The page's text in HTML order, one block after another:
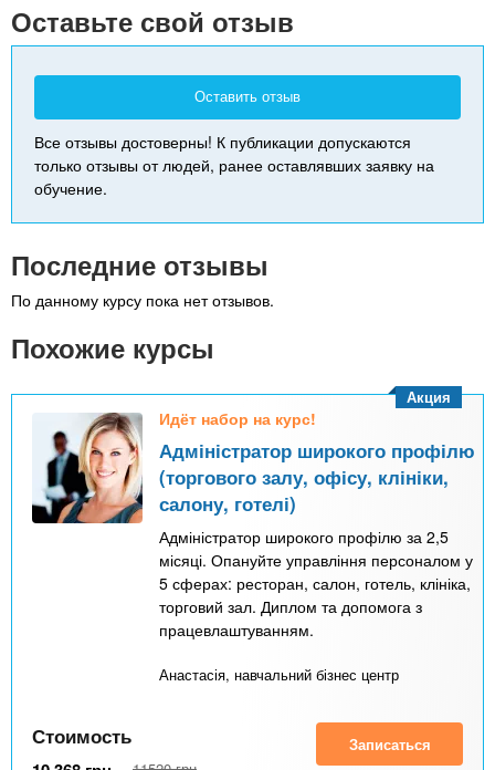
Оставьте свой отзыв
Оставить отзыв
Все отзывы достоверны! К публикации допускаются
только отзывы от людей, ранее оставлявших заявку на
обучение.
Последние отзывы
По данному курсу пока нет отзывов.
Похожие курсы
Идёт набор на курс!
Адміністратор широкого профілю
(торгового залу, офісу, клініки,
салону, готелі)
Адміністратор широкого профілю за 2,5
місяці. Опануйте управління персоналом у
5 сферах: ресторан, салон, готель, клініка,
торговий зал. Диплом та допомога з
працевлаштуванням.
Анастасія, навчальний бізнес центр
Акция
Стоимость Записаться